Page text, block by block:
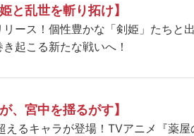
と乱世を斬り拓け】
リース！個性豊かな「剣姫」たちと
起こる新たな戦いへ！
、宮中を揺るがす】
えるキャラが登場！TVアニメ『薬屋